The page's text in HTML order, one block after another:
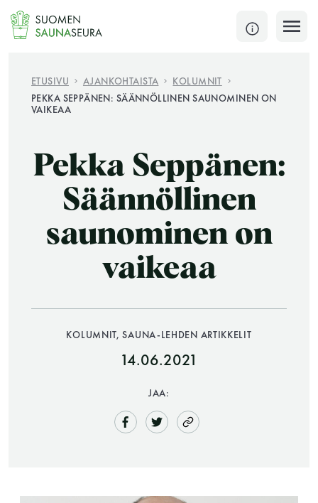
Siirry
sisältöön
SULJE
Jokaisen kuun 1. lauantai on jaettu ja jokaisen kuun
KATSO TARKEMMAT AUKIOLOAJAT
JÄSENSIVUT
HAE
ETUSIVU AJANKOHTAISTA
KOLUMNIT
PEKKA SEPPÄNEN: SÄÄNNÖLLINEN SAUNOMINEN ON
VAIKEAA
Pekka Seppänen:
Säännöllinen
saunominen on
vaikeaa
KOLUMNIT, SAUNA-LEHDEN ARTIKKELIT
14.06.2021
JAA: